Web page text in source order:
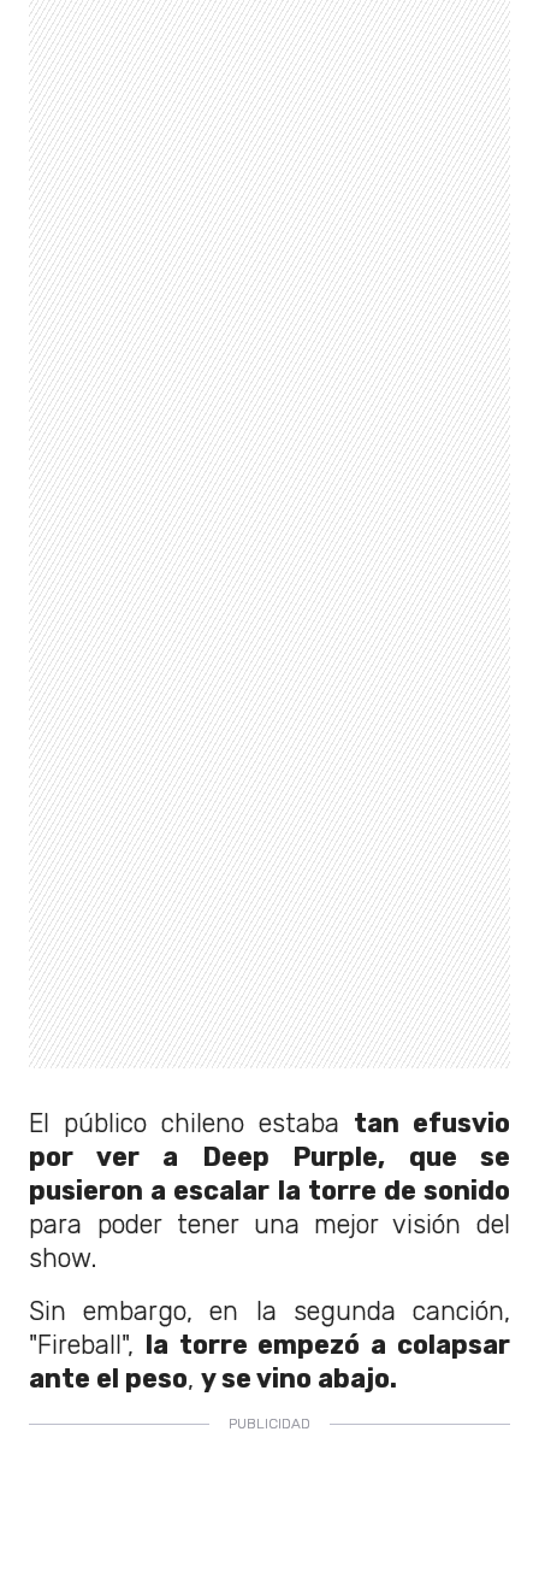
El público chileno estaba tan efusvio
por ver a Deep Purple, que se
pusieron a escalar la torre de sonido
para poder tener una mejor visión del
show.
Sin embargo, en la segunda canción,
"Fireball", la torre empezó a colapsar
ante el peso, y se vino abajo.